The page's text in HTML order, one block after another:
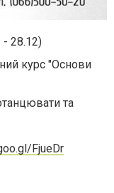
28.12)
курс "Основи
та
FjueDr